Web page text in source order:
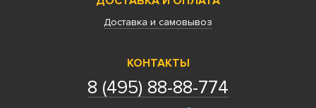
Доставка и самовывоз
КОНТАКТЫ
8 (495) 88-88-774